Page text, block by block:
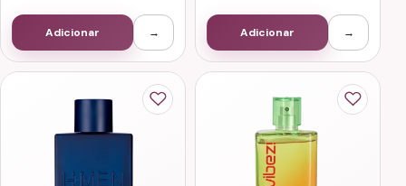
Adicionar → Adicionar →